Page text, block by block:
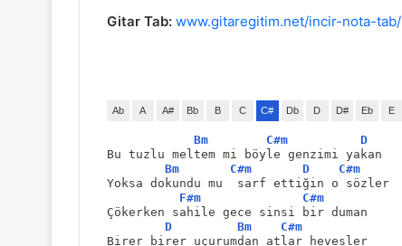
Gitar Tab: www.gitaregitim.net/incir-nota-tab/
Ab A A# Bb B C C# Db D D# Eb E
Bm C#m
D
Bu tuzlu meltem mi böyle genzimi yakan
Bm
C#m D
C#m
Yoksa dokundu mu  sarf ettiğin o sözler
F#m
C#m
Çökerken sahile gece sinsi bir duman
D
Bm
C#m
Birer birer uçurumdan atlar hevesler